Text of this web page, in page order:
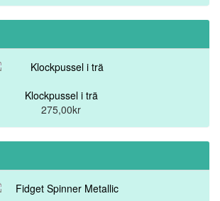
Klockpussel i trä
275,00kr